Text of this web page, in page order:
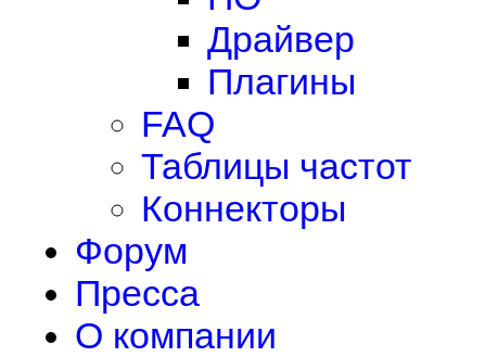
Драйвер
Плагины
FAQ
Таблицы частот
Коннекторы
Форум
Пресса
О компании